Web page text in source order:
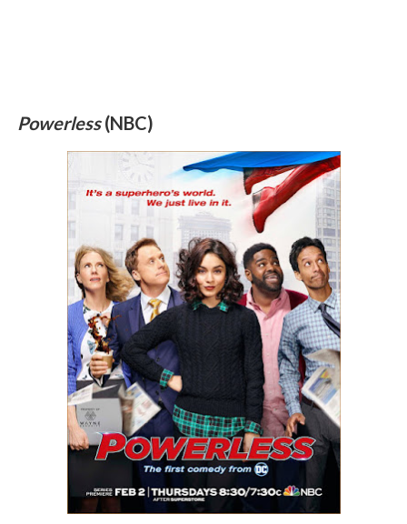
Powerless(NBC)